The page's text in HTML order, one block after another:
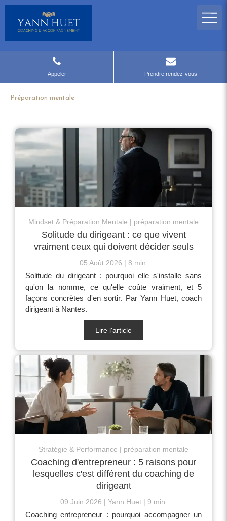
Appeler Prendre rendez-vous
Préparation mentale
Mindset & Préparation Mentale préparation mentale
Solitude du dirigeant : ce que vivent
vraiment ceux qui doivent décider seuls
05 Août 2026 8 min.
Solitude du dirigeant : pourquoi elle s'installe sans
qu'on la nomme, ce qu'elle coûte vraiment, et 5
façons concrètes d'en sortir. Par Yann Huet, coach
dirigeant à Nantes.
Lire l'article
Stratégie & Performance préparation mentale
Coaching d'entrepreneur : 5 raisons pour
lesquelles c'est différent du coaching de
dirigeant
09 Juin 2026 Yann Huet 9 min.
Coaching entrepreneur : pourquoi accompagner un